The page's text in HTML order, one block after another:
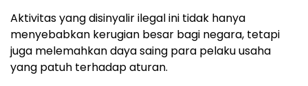
Aktivitas yang disinyalir ilegal ini tidak hanya
menyebabkan kerugian besar bagi negara, tetapi
juga melemahkan daya saing para pelaku usaha
yang patuh terhadap aturan.